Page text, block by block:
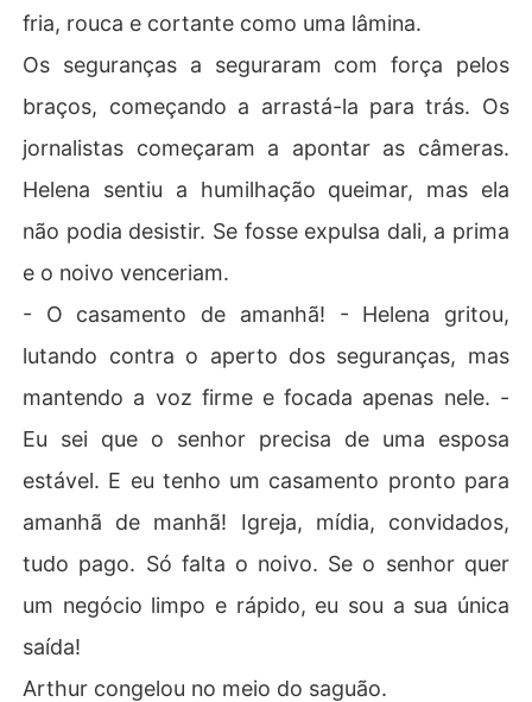
fria, rouca e cortante como uma lâmina.
​Os seguranças a seguraram com força pelos
braços, começando a arrastá-la para trás. Os
jornalistas começaram a apontar as câmeras.
Helena sentiu a humilhação queimar, mas ela
não podia desistir. Se fosse expulsa dali, a prima
e o noivo venceriam.
​- O casamento de amanhã! - Helena gritou,
lutando contra o aperto dos seguranças, mas
mantendo a voz firme e focada apenas nele. -
Eu sei que o senhor precisa de uma esposa
estável. E eu tenho um casamento pronto para
amanhã de manhã! Igreja, mídia, convidados,
tudo pago. Só falta o noivo. Se o senhor quer
um negócio limpo e rápido, eu sou a sua única
saída!
​Arthur congelou no meio do saguão.